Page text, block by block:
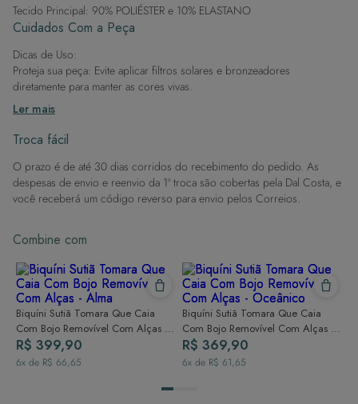
Tecido Principal: 90% POLIÉSTER e 10% ELASTANO
Cuidados Com a Peça
Dicas de Uso:
Proteja sua peça: Evite aplicar filtros solares e bronzeadores
diretamente para manter as cores vivas.
Após a piscina: Lembre-se de que o cloro pode desgastar o tecido,
então enxague após sair da água.
Evite superfícies ásperas: Para manter a integridade do tecido, evite
Dicas de Lavagem:
Lave rapidamente: Assim que possível, lave separado de outras peças.
À mão e com cuidado: Use água fria e sabão neutro, evitando máquina
Secagem ideal: Não deixe de molho nem guarde úmido. Seque à
Para cores vibrantes: Lave as peças antes do primeiro uso e siga as
dicas acima para manter as cores radiantes.
Ler mais
Troca fácil
O prazo é de até 30 dias corridos do recebimento do pedido. As
despesas de envio e reenvio da 1ª troca são cobertas pela Dal Costa, e
você receberá um código reverso para envio pelos Correios.
Combine com
Biquíni Sutiã Tomara Que Caia
Com Bojo Removível Com Alças -
Alma
R$ 399,90
6x de R$ 66,65
Biquíni Sutiã Tomara Que Caia
Com Bojo Removível Com Alças -
Oceânico
R$ 369,90
6x de R$ 61,65